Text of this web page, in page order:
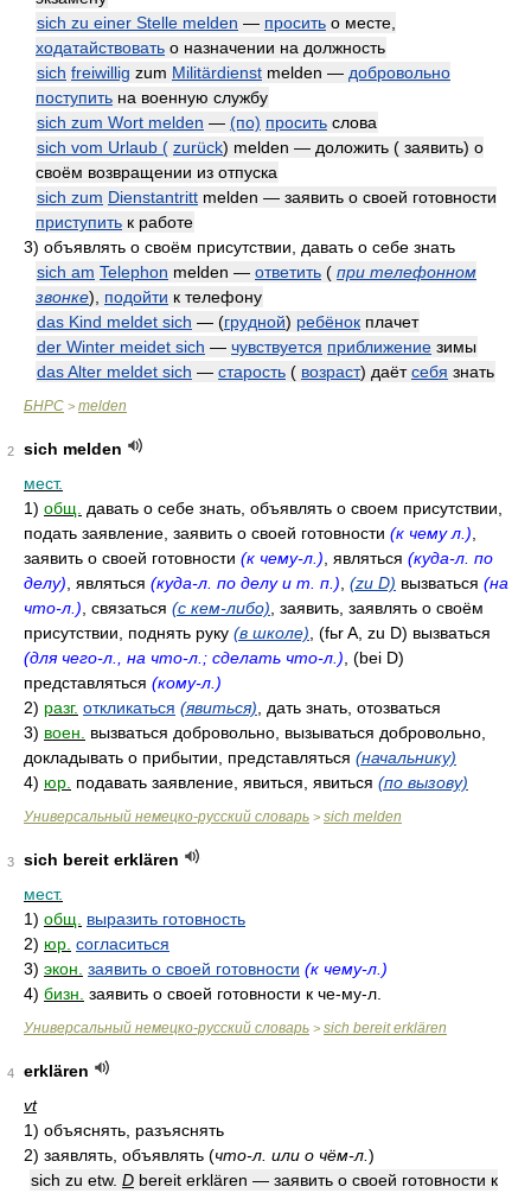
sich zu einer Stelle melden — просить о месте,
ходатайствовать о назначении на должность
sich freiwillig zum Militärdienst melden — добровольно
поступить на военную службу
sich zum Wort melden — (по) просить слова
sich vom Urlaub ( zurück) melden — доложить ( заявить) о
своём возвращении из отпуска
sich zum Dienstantritt melden — заявить о своей готовности
приступить к работе
3) объявлять о своём присутствии, давать о себе знать
sich am Telephon melden — ответить ( при телефонном
звонке) подойти к телефону
das Kind meldet sich — (грудной) ребёнок плачет
der Winter meidet sich — чувствуется приближение зимы
das Alter meldet sich — старость ( возраст) даётсебя знать
БНРС > melden
2
sich melden
мест.
1) общ.
давать о себе знать, объявлять о своем присутствии,
подать заявление, заявить о своей готовности (к чему л.)
заявить о своей готовности (к чему-л.) , являться (куда-л. по
делу) , являться (куда-л. по делу и т. п.) (zu D) вызваться (на
что-л.) , связаться (с кем-либо) , заявить, заявлять о своём
присутствии, поднять руку (в школе) , (fьr A, zu D) вызваться
(для чего-л., на что-л.; сделать что-л.) , (bei D)
представляться (кому-л.)
2) разг. откликаться (явиться) , дать знать, отозваться
3) воен.
вызваться добровольно, вызываться добровольно,
докладывать о прибытии, представляться (начальнику)
4) юр. подавать заявление, явиться, явиться (по вызову)
Универсальный немецко-русский словарь > sich melden
3
sich bereit erklären
мест.
1) общ.
выразить готовность
2) юр. согласиться
3) экон. заявить о своей готовности (к чему-л.)
4) бизн. заявить о своей готовности к че-му-л.
Универсальный немецко-русский словарь > sich bereit erklären
4
erklären
vt
1) объяснять, разъяснять
2) заявлять, объявлять (что-л. или о чём-л. )
sich zu etw. D bereit erklären — заявить о своей готовности к